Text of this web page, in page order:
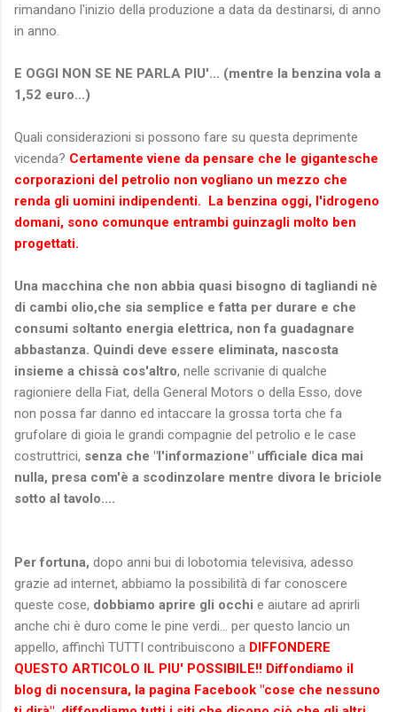
rimandano l'inizio della produzione a data da destinarsi, di anno
in anno.
E OGGI NON SE NE PARLA PIU'... (mentre la benzina vola a
1,52 euro...)
Quali considerazioni si possono fare su questa deprimente
vicenda? Certamente viene da pensare che le gigantesche
corporazioni del petrolio non vogliano un mezzo che
renda gli uomini indipendenti. La benzina oggi, l'idrogeno
domani, sono comunque entrambi guinzagli molto ben
progettati.
Una macchina che non abbia quasi bisogno di tagliandi nè
di cambi olio,che sia semplice e fatta per durare e che
consumi soltanto energia elettrica, non fa guadagnare
abbastanza. Quindi deve essere eliminata, nascosta
insieme a chissà cos'altro, nelle scrivanie di qualche
ragioniere della Fiat, della General Motors o della Esso, dove
non possa far danno ed intaccare la grossa torta che fa
grufolare di gioia le grandi compagnie del petrolio e le case
costruttrici, senza che "l'informazione" ufficiale dica mai
nulla, presa com'è a scodinzolare mentre divora le briciole
sotto al tavolo....
Per fortuna, dopo anni bui di lobotomia televisiva, adesso
grazie ad internet, abbiamo la possibilità di far conoscere
queste cose, dobbiamo aprire gli occhi e aiutare ad aprirli
anche chi è duro come le pine verdi... per questo lancio un
appello, affinchì TUTTI contribuiscono a DIFFONDERE
QUESTO ARTICOLO IL PIU' POSSIBILE!! Diffondiamo il
blog di nocensura, la pagina Facebook "cose che nessuno